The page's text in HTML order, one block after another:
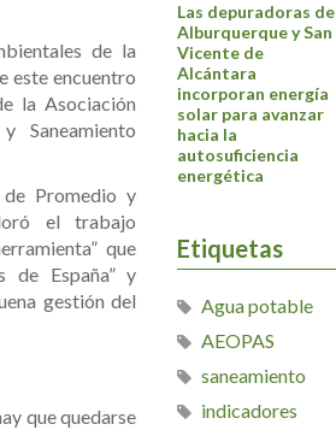
de la
este encuentro
la Asociación
Saneamiento
Promedio y
el trabajo
que
de España” y
gestión del
que quedarse
Las depuradoras de
Alburquerque y San
Vicente de
Alcántara
incorporan energía
solar para avanzar
hacia la
autosuficiencia
energética
Etiquetas
Agua potable
AEOPAS
saneamiento
indicadores